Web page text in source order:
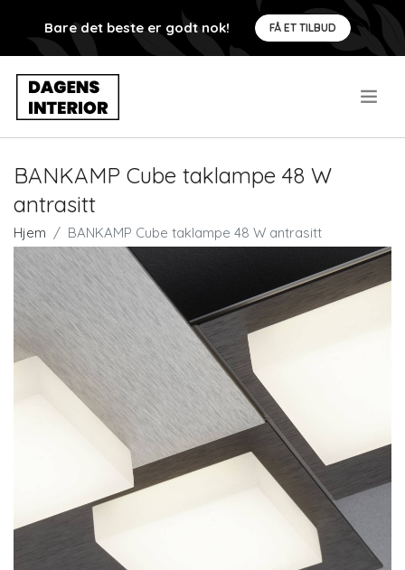
Bare det beste er godt nok! FÅ ET TILBUD
BANKAMP Cube taklampe 48 W
antrasitt
Hjem BANKAMP Cube taklampe 48 W antrasitt